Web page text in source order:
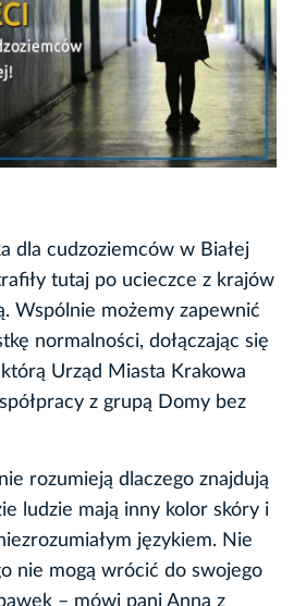
dla cudzoziemców w Białej
tutaj po ucieczce z krajów
Wspólnie możemy zapewnić
normalności, dołączając się
Urząd Miasta Krakowa
z grupą Domy bez
rozumieją dlaczego znajdują
ludzie mają inny kolor skóry i
językiem. Nie
nie mogą wrócić do swojego
– mówi pani Anna z